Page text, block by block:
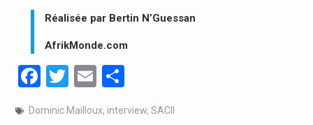
Réalisée par Bertin N’Guessan
AfrikMonde.com
Facebook
Twitter
Email
Dominic Mailloux, interview, SACII